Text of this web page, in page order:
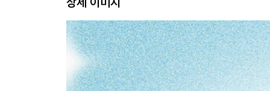
고통 뒤에는 또 고통이
가장 가벼울 때는 지금
뭔가를 배운다는 것
하루를 대하는 소소한 태도
막막하고 답이 없을 때
쉬라는 신호